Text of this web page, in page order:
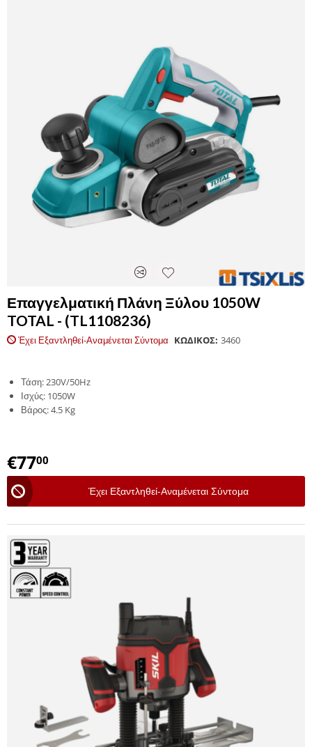
Επαγγελματική Πλάνη Ξύλου 1050W
TOTAL - (TL1108236)
Έχει Εξαντληθεί-Αναμένεται Σύντομα ΚΩΔΙΚΟΣ: 3460
Τάση: 230V/50Hz
Ισχύς: 1050W
Βάρος: 4.5 Kg
€7700
Έχει Εξαντληθεί-Αναμένεται Σύντομα